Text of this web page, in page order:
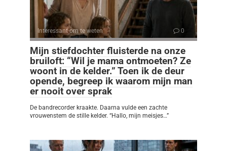
Interessant om te weten 0
Mijn stiefdochter fluisterde na onze
bruiloft: “Wil je mama ontmoeten? Ze
woont in de kelder.” Toen ik de deur
opende, begreep ik waarom mijn man
er nooit over sprak
De bandrecorder kraakte. Daarna vulde een zachte
vrouwenstem de stille kelder. “Hallo, mijn meisjes…”